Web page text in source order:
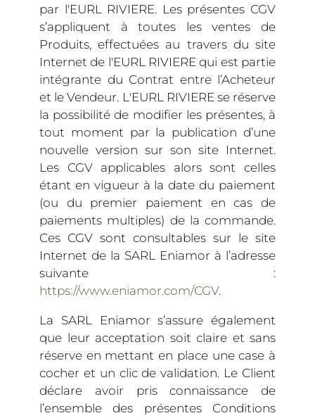
par l'EURL RIVIERE. Les présentes CGV
s’appliquent à toutes les ventes de
Produits, effectuées au travers du site
Internet de l'EURL RIVIERE qui est partie
intégrante du Contrat entre l’Acheteur
et le Vendeur. L'EURL RIVIERE se réserve
la possibilité de modifier les présentes, à
tout moment par la publication d’une
nouvelle version sur son site Internet.
Les CGV applicables alors sont celles
étant en vigueur à la date du paiement
(ou du premier paiement en cas de
paiements multiples) de la commande.
Ces CGV sont consultables sur le site
Internet de la SARL Eniamor à l’adresse
suivante :
https://www.eniamor.com/CGV.
La SARL Eniamor s’assure également
que leur acceptation soit claire et sans
réserve en mettant en place une case à
cocher et un clic de validation. Le Client
déclare avoir pris connaissance de
l’ensemble des présentes Conditions